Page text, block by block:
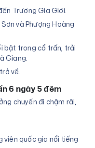
Trương Gia Giới.
và Phượng Hoàng
bật trong cổ trấn, trải
Giang.
về.
6 ngày 5 đêm
chuyến đi chậm rãi,
viên quốc gia nổi tiếng